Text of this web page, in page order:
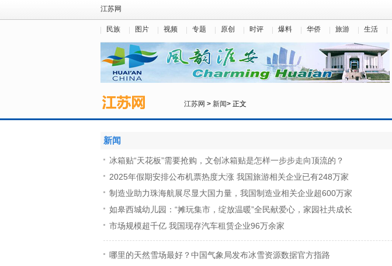
江苏网
民族 图片 视频 专题 原创 时评 爆料 华侨 旅游 生活
江苏网 > 新闻> 正文
新闻
冰箱贴“天花板”需要抢购，文创冰箱贴是怎样一步步走向顶流的？
2025年假期安排公布机票热度大涨 我国旅游相关企业已有248万家
制造业助力珠海航展尽显大国力量，我国制造业相关企业超600万家
如皋西城幼儿园：“摊玩集市，绽放温暖”全民献爱心，家园社共成长
市场规模超千亿 我国现存汽车租赁企业96万余家
哪里的天然雪场最好？中国气象局发布冰雪资源数据官方指路